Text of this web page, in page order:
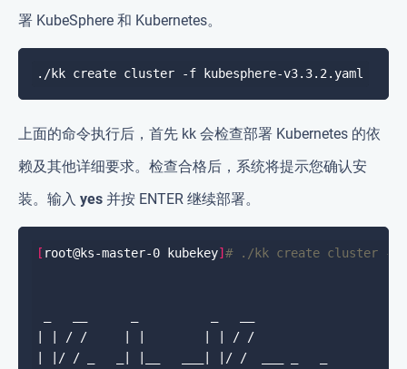
署 KubeSphere 和 Kubernetes。
上面的命令执行后，首先 kk 会检查部署 Kubernetes 的依
赖及其他详细要求。检查合格后，系统将提示您确认安
装。输入 yes 并按 ENTER 继续部署。
[ root@ks-master-0 kubekey]# ./kk create cluster -f